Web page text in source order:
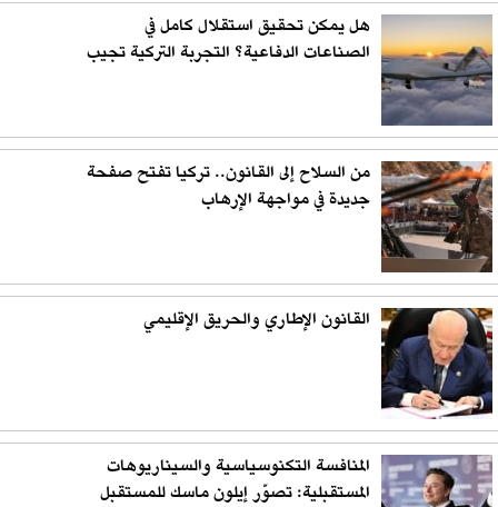
هل يمكن تحقيق استقلال كامل في
الصناعات الدفاعية؟ التجربة التركية تجيب
من السلاح إلى القانون.. تركيا تفتح صفحة
جديدة في مواجهة الإرهاب
القانون الإطاري والحريق الإقليمي
المنافسة التكنوسياسية والسيناريوهات
المستقبلية: تصوّر إيلون ماسك للمستقبل